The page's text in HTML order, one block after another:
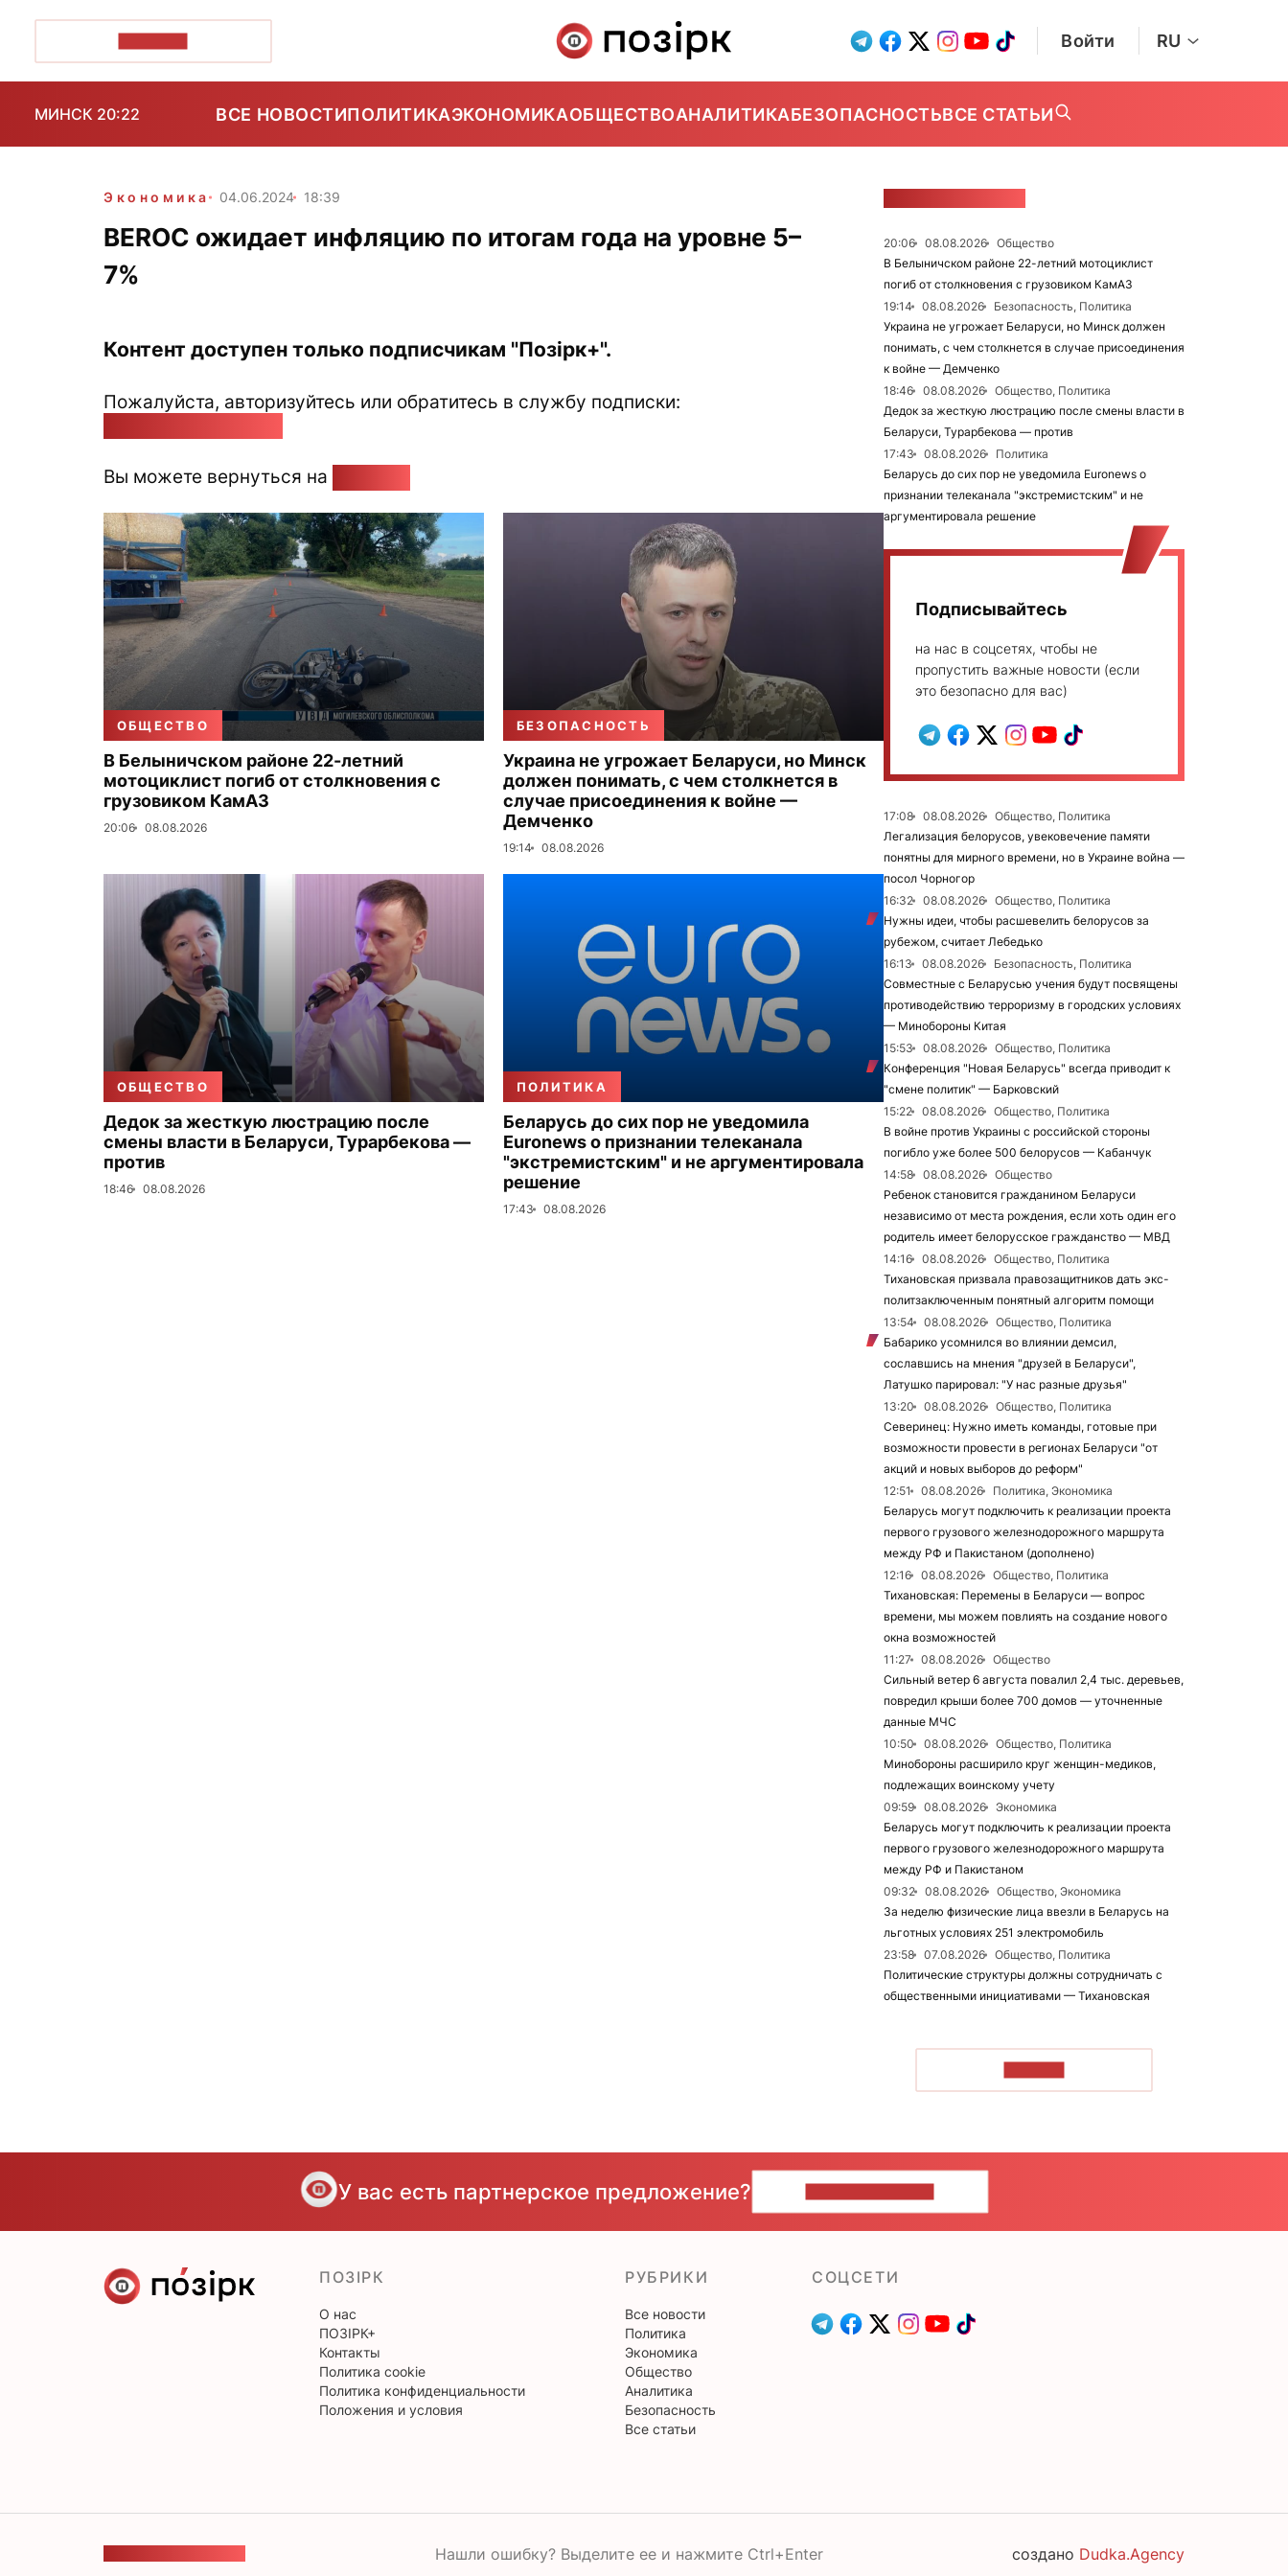
Войти RU
МИНСК 20:22 ВСЕ НОВОСТИПОЛИТИКАЭКОНОМИКАОБЩЕСТВОАНАЛИТИКАБЕЗОПАСНОСТЬВСЕ СТАТЬИ
Экономика 04.06.2024 18:39
BEROC ожидает инфляцию по итогам года на уровне 5–
7%
Контент доступен только подписчикам "Позірк+".
Пожалуйста, авторизуйтесь или обратитесь в службу подписки:
Вы можете вернуться на
ОБЩЕСТВО
В Белыничском районе 22-летний
мотоциклист погиб от столкновения с
грузовиком КамАЗ
20:06 08.08.2026
БЕЗОПАСНОСТЬ
Украина не угрожает Беларуси, но Минск
должен понимать, с чем столкнется в
случае присоединения к войне —
Демченко
19:14 08.08.2026
ОБЩЕСТВО
Дедок за жесткую люстрацию после
смены власти в Беларуси, Турарбекова —
против
18:46 08.08.2026
ПОЛИТИКА
Беларусь до сих пор не уведомила
Euronews о признании телеканала
"экстремистским" и не аргументировала
решение
17:43 08.08.2026
20:06 08.08.2026
Общество
В Белыничском районе 22-летний мотоциклист
погиб от столкновения с грузовиком КамАЗ
19:14
08.08.2026
Безопасность, Политика
Украина не угрожает Беларуси, но Минск должен
понимать, с чем столкнется в случае присоединения
к войне — Демченко
18:46
08.08.2026
Общество, Политика
Дедок за жесткую люстрацию после смены власти в
Беларуси, Турарбекова — против
17:43
08.08.2026
Политика
Беларусь до сих пор не уведомила Euronews о
признании телеканала "экстремистским" и не
аргументировала решение
Подписывайтесь
на нас в соцсетях, чтобы не
пропустить важные новости (если
это безопасно для вас)
17:08 08.08.2026
Общество, Политика
Легализация белорусов, увековечение памяти
понятны для мирного времени, но в Украине война —
посол Чорногор
16:32
08.08.2026
Общество, Политика
Нужны идеи, чтобы расшевелить белорусов за
рубежом, считает Лебедько
16:13
08.08.2026
Безопасность, Политика
Совместные с Беларусью учения будут посвящены
противодействию терроризму в городских условиях
— Минобороны Китая
15:53
08.08.2026
Общество, Политика
Конференция "Новая Беларусь" всегда приводит к
"смене политик" — Барковский
15:22
08.08.2026
Общество, Политика
В войне против Украины с российской стороны
погибло уже более 500 белорусов — Кабанчук
14:58
08.08.2026
Общество
Ребенок становится гражданином Беларуси
независимо от места рождения, если хоть один его
родитель имеет белорусское гражданство — МВД
14:16
08.08.2026
Общество, Политика
Тихановская призвала правозащитников дать экс-
политзаключенным понятный алгоритм помощи
13:54
08.08.2026
Общество, Политика
Бабарико усомнился во влиянии демсил,
сославшись на мнения "друзей в Беларуси",
Латушко парировал: "У нас разные друзья"
13:20
08.08.2026
Общество, Политика
Северинец: Нужно иметь команды, готовые при
возможности провести в регионах Беларуси "от
акций и новых выборов до реформ"
12:51
08.08.2026
Политика, Экономика
Беларусь могут подключить к реализации проекта
первого грузового железнодорожного маршрута
между РФ и Пакистаном (дополнено)
12:16
08.08.2026
Общество, Политика
Тихановская: Перемены в Беларуси — вопрос
времени, мы можем повлиять на создание нового
окна возможностей
11:27
08.08.2026
Общество
Сильный ветер 6 августа повалил 2,4 тыс. деревьев,
повредил крыши более 700 домов — уточненные
данные МЧС
10:50
08.08.2026
Общество, Политика
Минобороны расширило круг женщин-медиков,
подлежащих воинскому учету
09:59
08.08.2026
Экономика
Беларусь могут подключить к реализации проекта
первого грузового железнодорожного маршрута
между РФ и Пакистаном
09:32
08.08.2026
Общество, Экономика
За неделю физические лица ввезли в Беларусь на
льготных условиях 251 электромобиль
23:58
07.08.2026
Общество, Политика
Политические структуры должны сотрудничать с
общественными инициативами — Тихановская
У вас есть партнерское предложение?
ПОЗІРК
О нас
ПОЗІРК+
Контакты
Политика cookie
Политика конфиденциальности
Положения и условия
РУБРИКИ
Все новости
Политика
Экономика
Общество
Аналитика
Безопасность
Все статьи
CОЦСЕТИ
Нашли ошибку? Выделите ее и нажмите Ctrl+Enter создано Dudka.Agency